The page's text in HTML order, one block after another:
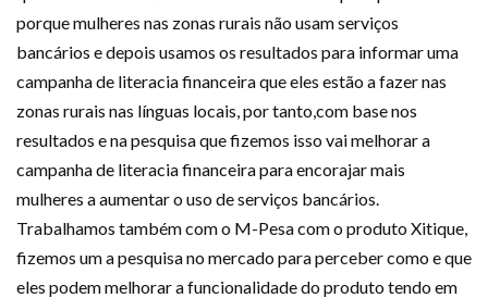
porque mulheres nas zonas rurais não usam serviços
bancários e depois usamos os resultados para informar uma
campanha de literacia financeira que eles estão a fazer nas
zonas rurais nas línguas locais, por tanto,com base nos
resultados e na pesquisa que fizemos isso vai melhorar a
campanha de literacia financeira para encorajar mais
mulheres a aumentar o uso de serviços bancários.
Trabalhamos também com o M-Pesa com o produto Xitique,
fizemos um a pesquisa no mercado para perceber como e que
eles podem melhorar a funcionalidade do produto tendo em